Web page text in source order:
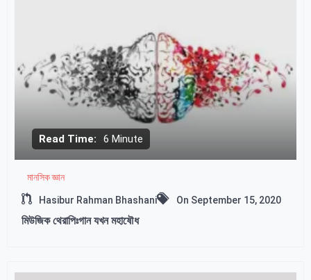
Read Time: 6 Minute
মানসিক জ্ঞান
Hasibur Rahman Bhashani On September 15, 2020
মিউজিক থেরাপিঃগান যখন মহাষৌধ